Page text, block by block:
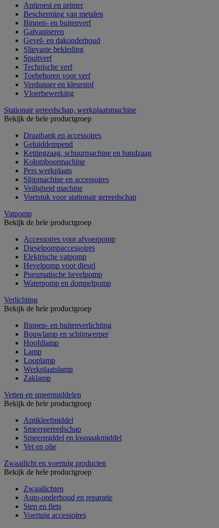
Antiroest en primer
Bescherming van metalen
Binnen- en buitenverf
Galvaniseren
Gevel- en dakonderhoud
Slipvaste bekleding
Spuitverf
Technische verf
Toebehoren voor verf
Verdunner en kleurstof
Vloerbewerking
Stationair gereedschap, werkplaatsmachine
Bekijk de hele productgroep
Draaibank en accessoires
Geluiddempend
Kettingzaag, schuurmachine en bandzaag
Kolomboormachine
Pers werkplaats
Slijpmachine en accessoires
Veiligheid machine
Voetstuk voor stationair gereedschap
Vatpomp
Bekijk de hele productgroep
Accessoires voor afvoerpomp
Dieselpompaccessoires
Elektrische vatpomp
Hevelpomp voor diesel
Pneumatische hevelpomp
Waterpomp en dompelpomp
Verlichting
Bekijk de hele productgroep
Binnen- en buitenverlichting
Bouwlamp en schijnwerper
Hoofdlamp
Lamp
Looplamp
Werkplaatslamp
Zaklamp
Vetten en smeermiddelen
Bekijk de hele productgroep
Antikleefmiddel
Smeergereedschap
Smeermiddel en losmaakmiddel
Vet en olie
Zwaailicht en voertuig producten
Bekijk de hele productgroep
Zwaailichten
Auto-onderhoud en reparatie
Step en fiets
Voertuig accessoires